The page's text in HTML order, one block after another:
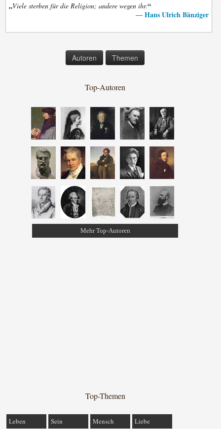
„Viele sterben für die Religion; andere wegen ihr.“
— Hans Ulrich Bänziger
Autoren Themen
Top-Autoren
Mehr Top-Autoren
Top-Themen
Leben Sein Mensch Liebe